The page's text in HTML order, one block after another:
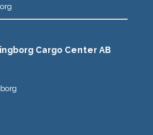
Cargo Center AB